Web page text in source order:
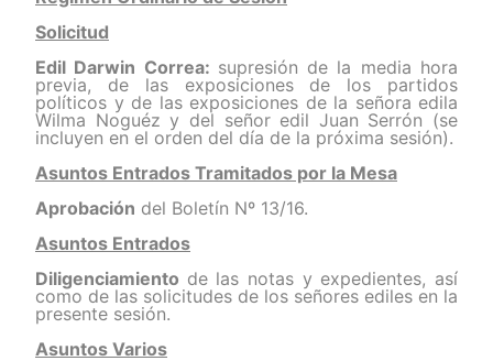
Solicitud
Edil Darwin Correa: supresión de la media hora
previa, de las exposiciones de los partidos
políticos y de las exposiciones de la señora edila
Wilma Noguéz y del señor edil Juan Serrón (se
incluyen en el orden del día de la próxima sesión).
Asuntos Entrados Tramitados por la Mesa
Aprobación del Boletín Nº 13/16.
Asuntos Entrados
Diligenciamiento de las notas y expedientes, así
como de las solicitudes de los señores ediles en la
presente sesión.
Asuntos Varios